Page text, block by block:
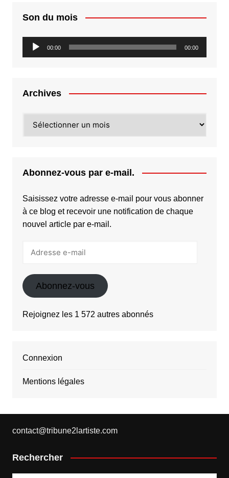
Son du mois
Lecteur
audio
00:00 00:00
Archives
Abonnez-vous par e-mail.
Saisissez votre adresse e-mail pour vous abonner
à ce blog et recevoir une notification de chaque
nouvel article par e-mail.
Abonnez-vous
Rejoignez les 1 572 autres abonnés
Connexion
Mentions légales
contact@tribune2lartiste.com
Rechercher